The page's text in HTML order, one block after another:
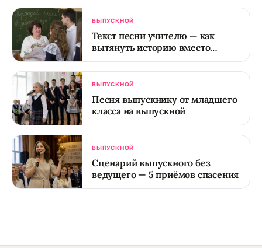
ВЫПУСКНОЙ
Текст песни учителю — как
вытянуть историю вместо
дежурного спасибо
ВЫПУСКНОЙ
Песня выпускнику от младшего
класса на выпускной
ВЫПУСКНОЙ
Сценарий выпускного без
ведущего — 5 приёмов спасения